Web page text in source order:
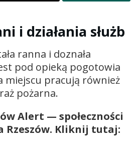
i działania służb
ranna i doznała
pod opieką pogotowia
miejscu pracują również
pożarna.
Alert — społeczności
Rzeszów. Kliknij tutaj: